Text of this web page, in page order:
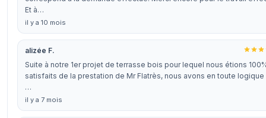
Et à…
il y a 10 mois
alizée F.
Suite à notre 1er projet de terrasse bois pour lequel nous étions
satisfaits de la prestation de Mr Flatrès, nous avons en toute logique
…
il y a 7 mois